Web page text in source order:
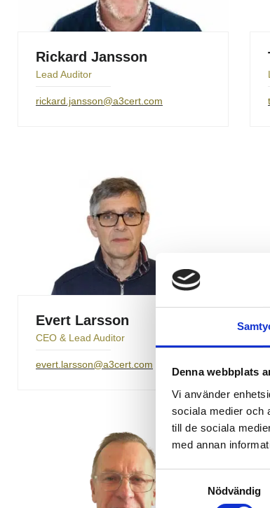
Denna webbplats
Vi använder
sociala medier och
till de sociala
med annan
Nödvändig
Rickard Jansson
Lead Auditor
rickard.jansson@a3cert.com
Evert Larsson
CEO & Lead Auditor
evert.larsson@a3cert.com